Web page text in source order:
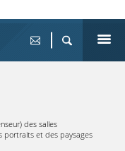
des salles
portraits et des paysages